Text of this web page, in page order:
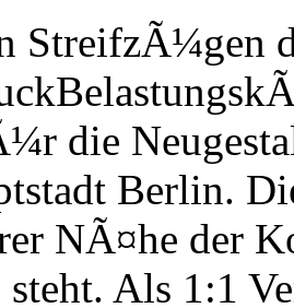
StreifzÃ¼gen
die
Berlin.
NÃ¤he der
steht. Als 1:1